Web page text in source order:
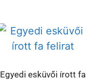
Egyedi esküvői írott fa